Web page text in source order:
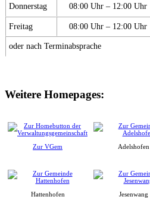
Donnerstag 08:00 Uhr – 12:00 Uhr
Freitag 08:00 Uhr – 12:00 Uhr
oder nach Terminabsprache
Weitere Homepages:
Zur VGem Adelshofen
Hattenhofen Jesenwang